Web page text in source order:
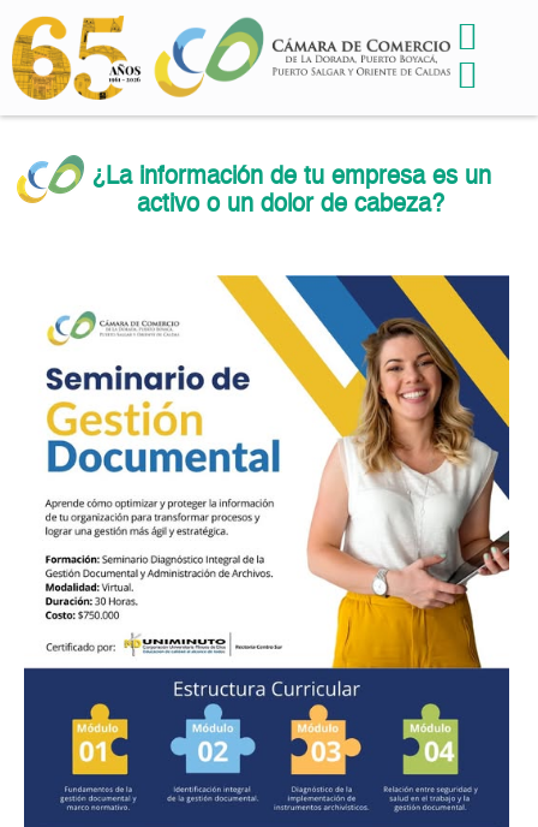
¿La información de tu empresa es un
activo o un dolor de cabeza?